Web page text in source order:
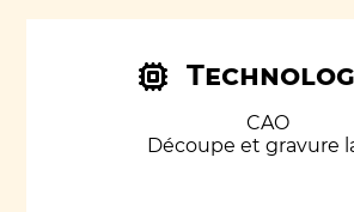
CAO
Découpe et gravure